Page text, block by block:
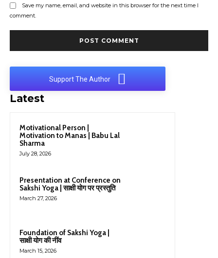
Save my name, email, and website in this browser for the next time I
comment.
Support The Author
Latest
Motivational Person |
Motivation to Manas | Babu Lal
Sharma
July 28, 2026
Presentation at Conference on
Sakshi Yoga | साक्षी योग पर प्रस्तुति
March 27, 2026
Foundation of Sakshi Yoga |
साक्षी योग की नींव
March 15, 2026